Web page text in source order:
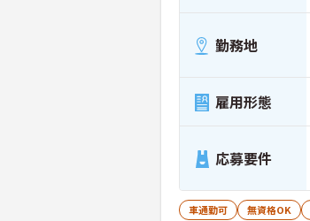
勤務地
雇用形態
応募要件
車通勤可 無資格OK